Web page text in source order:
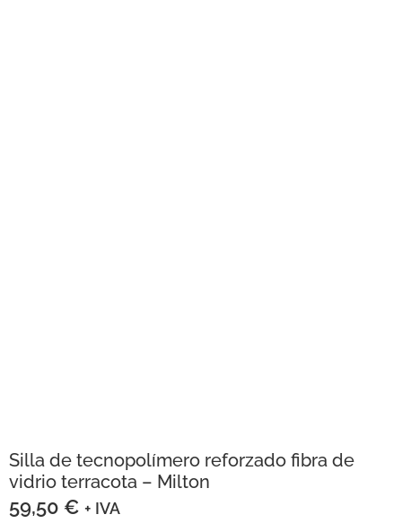
Silla de tecnopolímero reforzado fibra de
vidrio terracota – Milton
59,50 € + IVA